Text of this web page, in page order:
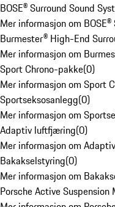
BOSE® Surround Sound
Mer informasjon om
Burmester® High-End
Mer informasjon om
Sport Chrono-pakke(0)
Mer informasjon om Sport
Sportseksosanlegg(0)
Mer informasjon om
Adaptiv luftfjæring(0)
Mer informasjon om
Bakakselstyring(0)
Mer informasjon om
Porsche Active Suspension